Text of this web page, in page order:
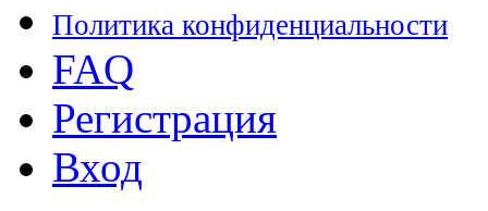
Политика конфиденциальности
FAQ
Регистрация
Вход